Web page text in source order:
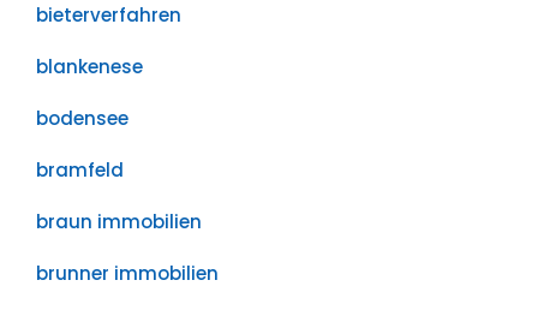
bieterverfahren
blankenese
bodensee
bramfeld
braun immobilien
brunner immobilien